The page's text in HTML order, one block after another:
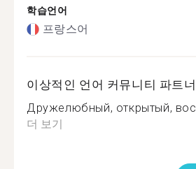
학습언어
프랑스어
이상적인 언어 커뮤니티 파트너
Дружeлюбный, открытый,
더 보기